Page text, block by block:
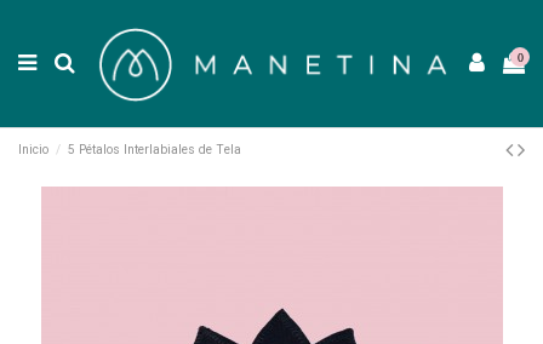
0
Inicio 5 Pétalos Interlabiales de Tela